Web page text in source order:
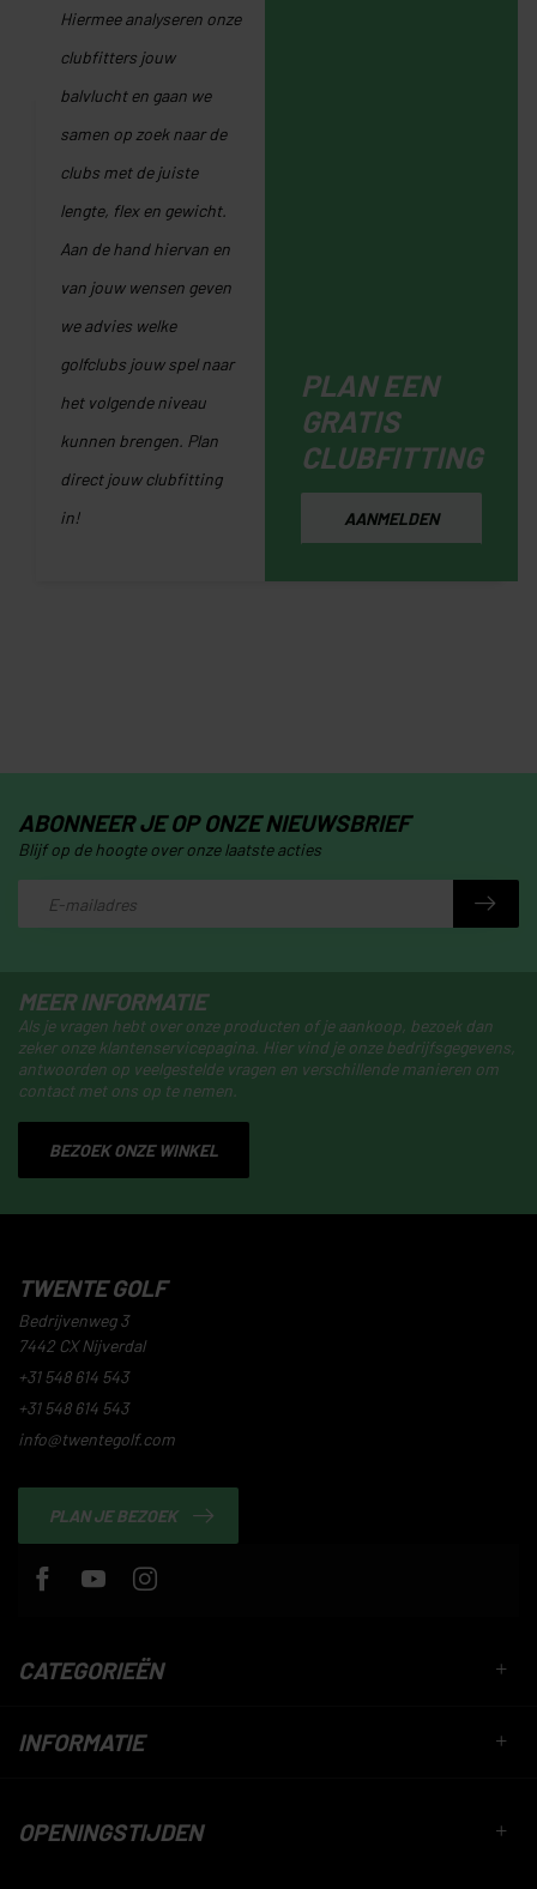
Hiermee analyseren onze
clubfitters jouw
balvlucht en gaan we
samen op zoek naar de
clubs met de juiste
lengte, flex en gewicht.
Aan de hand hiervan en
van jouw wensen geven
we advies welke
golfclubs jouw spel naar
het volgende niveau
kunnen brengen. Plan
direct jouw clubfitting
in!
PLAN EEN
GRATIS
CLUBFITTING
AANMELDEN
MEER INFORMATIE
Als je vragen hebt over onze producten of je aankoop, bezoek dan
zeker onze klantenservicepagina. Hier vind je onze bedrijfsgegevens,
antwoorden op veelgestelde vragen en verschillende manieren om
contact met ons op te nemen.
BEZOEK ONZE WINKEL
ABONNEER JE OP ONZE NIEUWSBRIEF
Blijf op de hoogte over onze laatste acties
TWENTE GOLF
Bedrijvenweg 3
7442 CX Nijverdal
+31 548 614 543
+31 548 614 543
info@twentegolf.com
PLAN JE BEZOEK
CATEGORIEËN
INFORMATIE
OPENINGSTIJDEN